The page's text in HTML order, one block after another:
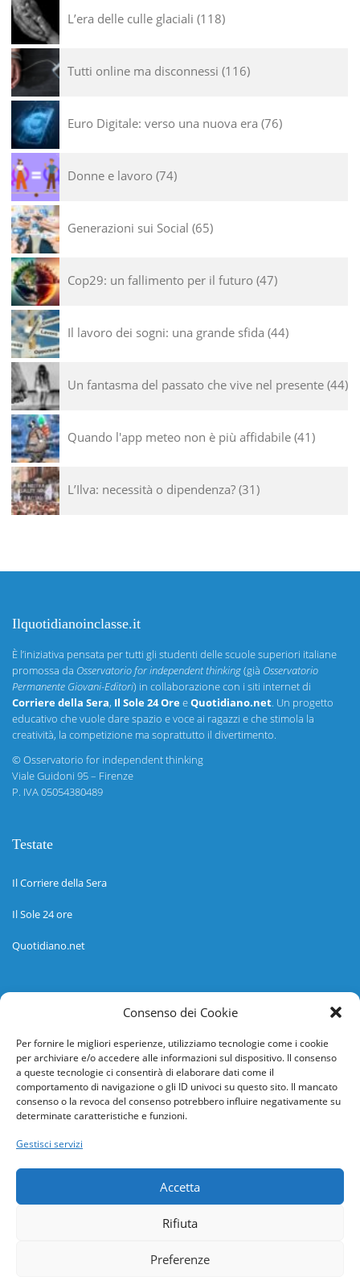
Consenso dei Cookie
Per fornire le migliori esperienze, utilizziamo tecnologie come i cookie
per archiviare e/o accedere alle informazioni sul dispositivo. Il consenso
a queste tecnologie ci consentirà di elaborare dati come il
comportamento di navigazione o gli ID univoci su questo sito. Il mancato
consenso o la revoca del consenso potrebbero influire negativamente su
determinate caratteristiche e funzioni.
Gestisci servizi
Accetta
Rifiuta
Preferenze
L’era delle culle glaciali 118
Tutti online ma disconnessi 116
Euro Digitale: verso una nuova era 76
Donne e lavoro 74
Generazioni sui Social 65
Cop29: un fallimento per il futuro 47
Il lavoro dei sogni: una grande sfida 44
Un fantasma del passato che vive nel presente 44
Quando l'app meteo non è più affidabile 41
L’Ilva: necessità o dipendenza? 31
Ilquotidianoinclasse.it
È l’iniziativa pensata per tutti gli studenti delle scuole superiori italiane
promossa da Osservatorio for independent thinking(già Osservatorio
Permanente Giovani-Editori) in collaborazione con i siti internet di
Corriere della Sera, Il Sole 24 OreeQuotidiano.net. Un progetto
educativo che vuole dare spazio e voce ai ragazzi e che stimola la
creatività, la competizione ma soprattutto il divertimento.
©Osservatorio for independent thinking
Viale Guidoni 95 – Firenze
P. IVA 05054380489
Testate
Il Corriere della Sera
Il Sole 24 ore
Quotidiano.net
Informazioni
Help desk
Guida rapida